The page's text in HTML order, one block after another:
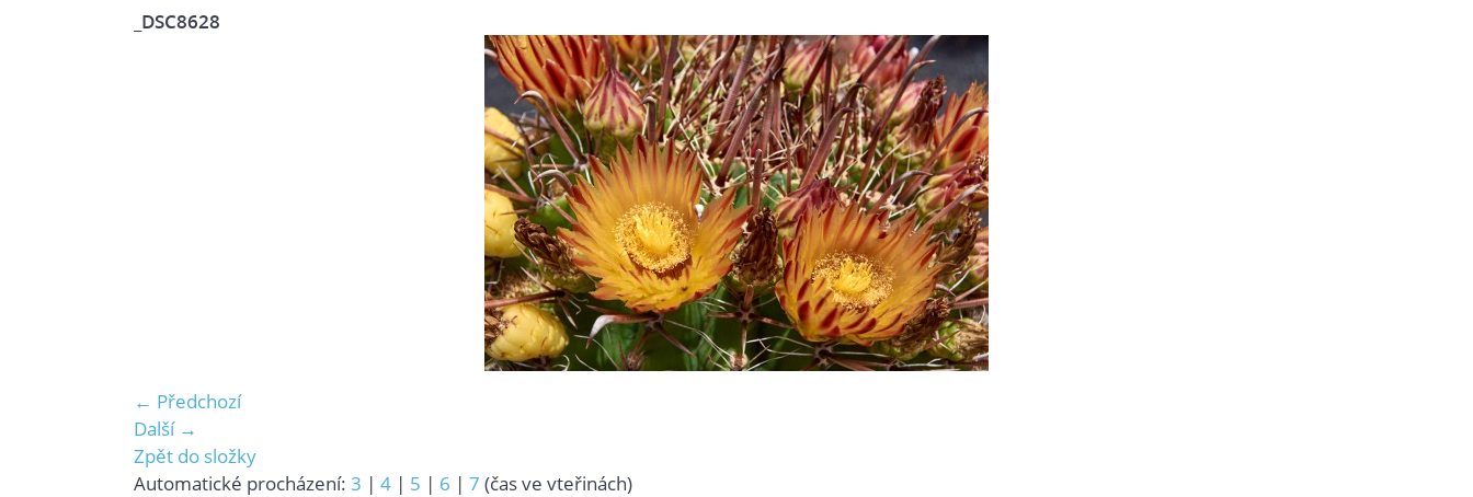
_DSC8628
← Předchozí
Další →
Zpět do složky
Automatické procházení: 3 | 4 | 5 | 6 | 7 (čas ve vteřinách)